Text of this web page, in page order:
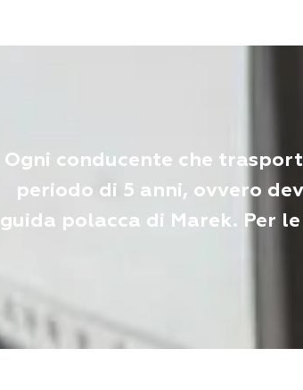
Ogni conducente che
periodo di 5 anni, ovvero
guida polacca di Marek. Per